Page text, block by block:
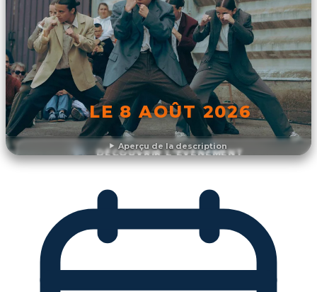
Aperçu de la description
LE 8 AOÛT 2026
DÉCOUVRIR L'ÉVÉNEMENT